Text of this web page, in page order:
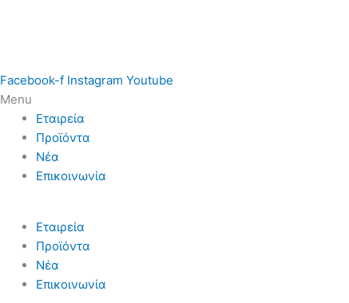
Facebook-f Instagram Youtube
Menu
Εταιρεία
Προϊόντα
Νέα
Επικοινωνία
Εταιρεία
Προϊόντα
Νέα
Επικοινωνία